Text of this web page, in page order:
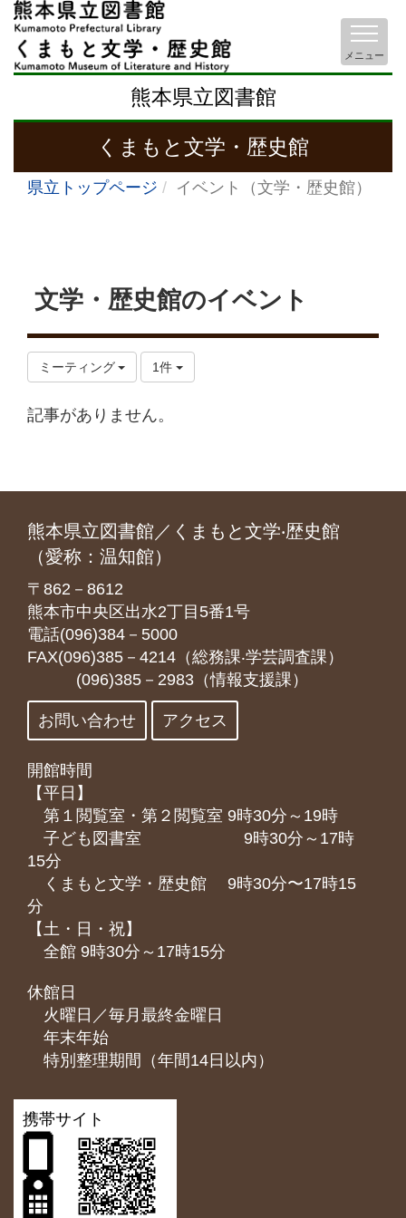
熊本県立図書館
くまもと文学・歴史館
メニュー
県立トップページ イベント（文学・歴史館）
文学・歴史館のイベント
ミーティング 1件
記事がありません。
熊本県立図書館／くまもと文学‧歴史館
（愛称：温知館）
〒862－8612
熊本市中央区出水2丁目5番1号
電話(096)384－5000
FAX(096)385－4214（総務課‧学芸調査課）
(096)385－2983（情報支援課）
お問い合わせ アクセス
開館時間
【平日】
第１閲覧室・第２閲覧室 9時30分～19時
子ども図書室 9時30分～17時
15分
くまもと⽂学・歴史館 9時30分〜17時15
分
【土・日・祝】
全館 9時30分～17時15分
休館日
火曜日／毎月最終金曜日
年末年始
特別整理期間（年間14日以内）
携帯サイト